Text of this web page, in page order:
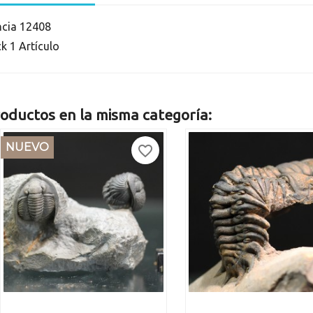
12408
1 Artículo
en la misma categoría:
NUEVO favorite_border